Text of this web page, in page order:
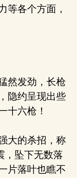
等各个方面，
然发劲，长枪
隐约呈现出些
十六枪！
大的杀招，称
，坠下无数落
片落叶也瞧不